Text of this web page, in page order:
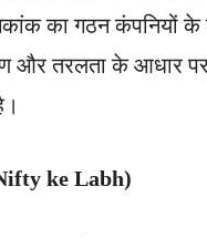
का गठन कंपनियों के
और तरलता के आधार
ke Labh)